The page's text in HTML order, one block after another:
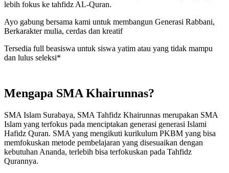
lebih fokus ke tahfidz AL-Quran.
Ayo gabung bersama kami untuk membangun Generasi Rabbani,
Berkarakter mulia, cerdas dan kreatif
Tersedia full beasiswa untuk siswa yatim atau yang tidak mampu
dan lulus seleksi*
Mengapa SMA Khairunnas?
SMA Islam Surabaya, SMA Tahfidz Khairunnas merupakan SMA
Islam yang terfokus pada menciptakan generasi generasi Islami
Hafidz Quran. SMA yang mengikuti kurikulum PKBM yang bisa
memfokuskan metode pembelajaran yang disesuaikan dengan
kebutuhan Ananda, terlebih bisa terfokuskan pada Tahfidz
Qurannya.